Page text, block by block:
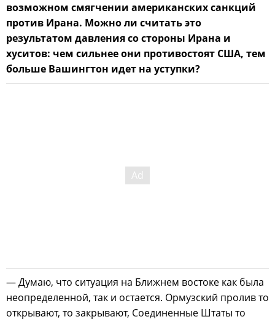
возможном смягчении американских санкций
против Ирана. Можно ли считать это
результатом давления со стороны Ирана и
хуситов: чем сильнее они противостоят США, тем
больше Вашингтон идет на уступки?
— Думаю, что ситуация на Ближнем востоке как была
неопределенной, так и остается. Ормузский пролив то
открывают, то закрывают, Соединенные Штаты то